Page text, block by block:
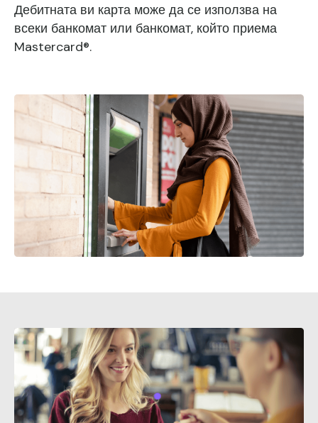
Дебитната ви карта може да се използва на
всеки банкомат или банкомат, който приема
Mastercard®.